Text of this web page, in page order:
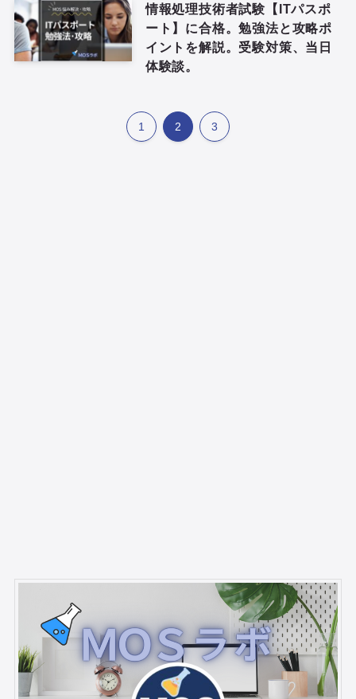
情報処理技術者試験【ITパスポ
ート】に合格。勉強法と攻略ポ
イントを解説。受験対策、当日
体験談。
1 2 3